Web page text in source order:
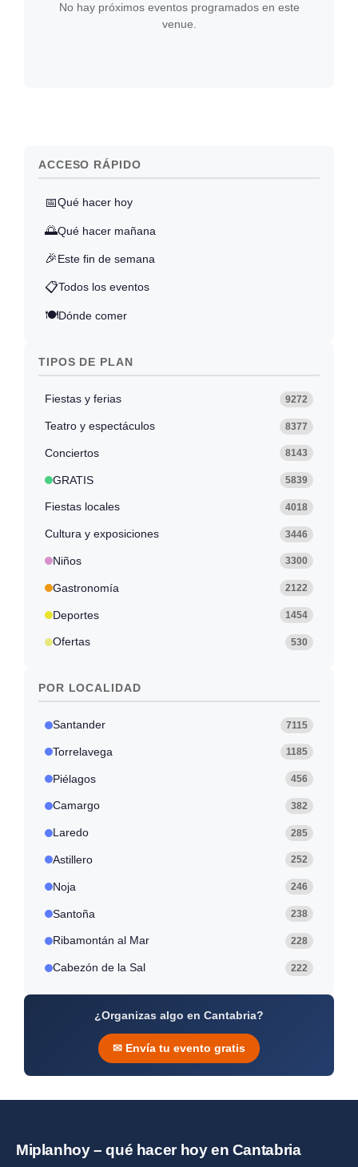
No hay próximos eventos programados en este
venue.
ACCESO RÁPIDO
📅Qué hacer hoy
🌅Qué hacer mañana
🎉Este fin de semana
📋Todos los eventos
🍽️Dónde comer
TIPOS DE PLAN
Fiestas y ferias 9272
Teatro y espectáculos 8377
Conciertos 8143
GRATIS 5839
Fiestas locales 4018
Cultura y exposiciones 3446
Niños 3300
Gastronomía 2122
Deportes 1454
Ofertas 530
POR LOCALIDAD
Santander 7115
Torrelavega 1185
Piélagos 456
Camargo 382
Laredo 285
Astillero 252
Noja 246
Santoña 238
Ribamontán al Mar 228
Cabezón de la Sal 222
¿Organizas algo en Cantabria?
✉ Envía tu evento gratis
Miplanhoy – qué hacer hoy en Cantabria